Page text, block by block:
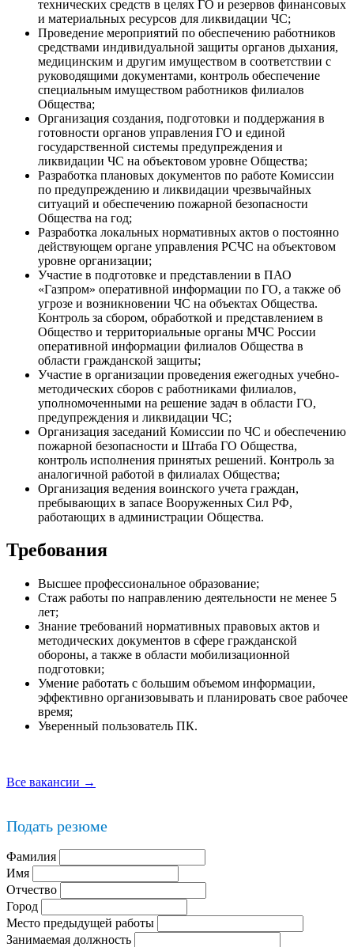
технических средств в целях ГО и резервов финансовых
и материальных ресурсов для ликвидации ЧС;
Проведение мероприятий по обеспечению работников
средствами индивидуальной защиты органов дыхания,
медицинским и другим имуществом в соответствии с
руководящими документами, контроль обеспечение
специальным имуществом работников филиалов
Общества;
Организация создания, подготовки и поддержания в
готовности органов управления ГО и единой
государственной системы предупреждения и
ликвидации ЧС на объектовом уровне Общества;
Разработка плановых документов по работе Комиссии
по предупреждению и ликвидации чрезвычайных
ситуаций и обеспечению пожарной безопасности
Общества на год;
Разработка локальных нормативных актов о постоянно
действующем органе управления РСЧС на объектовом
уровне организации;
Участие в подготовке и представлении в ПАО
«Газпром» оперативной информации по ГО, а также об
угрозе и возникновении ЧС на объектах Общества.
Контроль за сбором, обработкой и представлением в
Общество и территориальные органы МЧС России
оперативной информации филиалов Общества в
области гражданской защиты;
Участие в организации проведения ежегодных учебно-
методических сборов с работниками филиалов,
уполномоченными на решение задач в области ГО,
предупреждения и ликвидации ЧС;
Организация заседаний Комиссии по ЧС и обеспечению
пожарной безопасности и Штаба ГО Общества,
контроль исполнения принятых решений. Контроль за
аналогичной работой в филиалах Общества;
Организация ведения воинского учета граждан,
пребывающих в запасе Вооруженных Сил РФ,
работающих в администрации Общества.
Требования
Высшее профессиональное образование;
Стаж работы по направлению деятельности не менее 5
лет;
Знание требований нормативных правовых актов и
методических документов в сфере гражданской
обороны, а также в области мобилизационной
подготовки;
Умение работать с большим объемом информации,
эффективно организовывать и планировать свое рабочее
время;
Уверенный пользователь ПК.
Все вакансии →
Подать резюме
Фамилия
Имя
Отчество
Город
Место предыдущей работы
Занимаемая должность